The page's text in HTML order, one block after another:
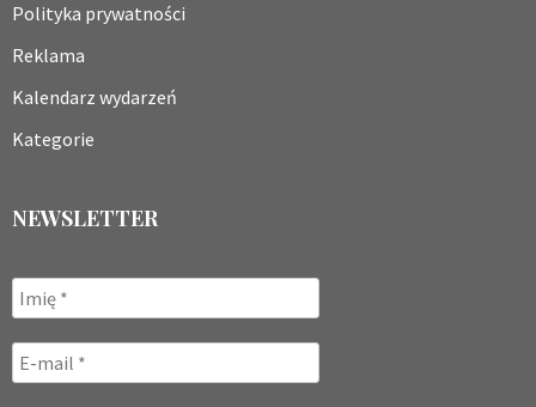
Polityka prywatności
Reklama
Kalendarz wydarzeń
Kategorie
NEWSLETTER